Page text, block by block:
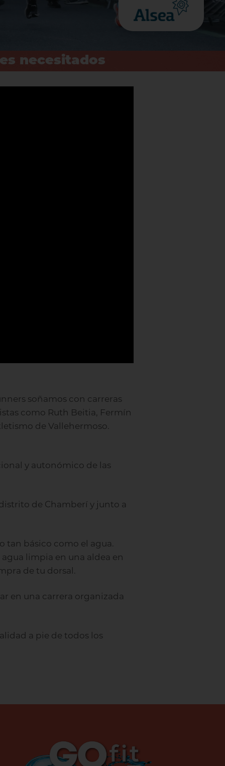
necesitados
soñamos con carreras
como Ruth Beitia, Fermín
de Vallehermoso.
y autonómico de las
de Chamberí y junto a
tan básico como el agua.
limpia en una aldea en
de tu dorsal.
en una carrera organizada
a pie de todos los